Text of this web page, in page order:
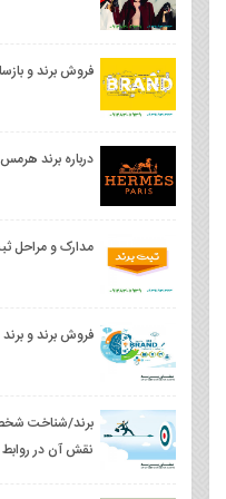
فروش برند و
درباره برند
مدارک و مراحل
فروش برند و
برند/شناخت
نقش آن در